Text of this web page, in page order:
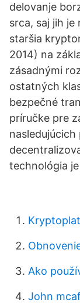
delovanje
srca, saj jih je
staršia
2014) na
zásadnými
ostatných
bezpečné
príručke pre
nasledujúcich
technológia
Ako
John